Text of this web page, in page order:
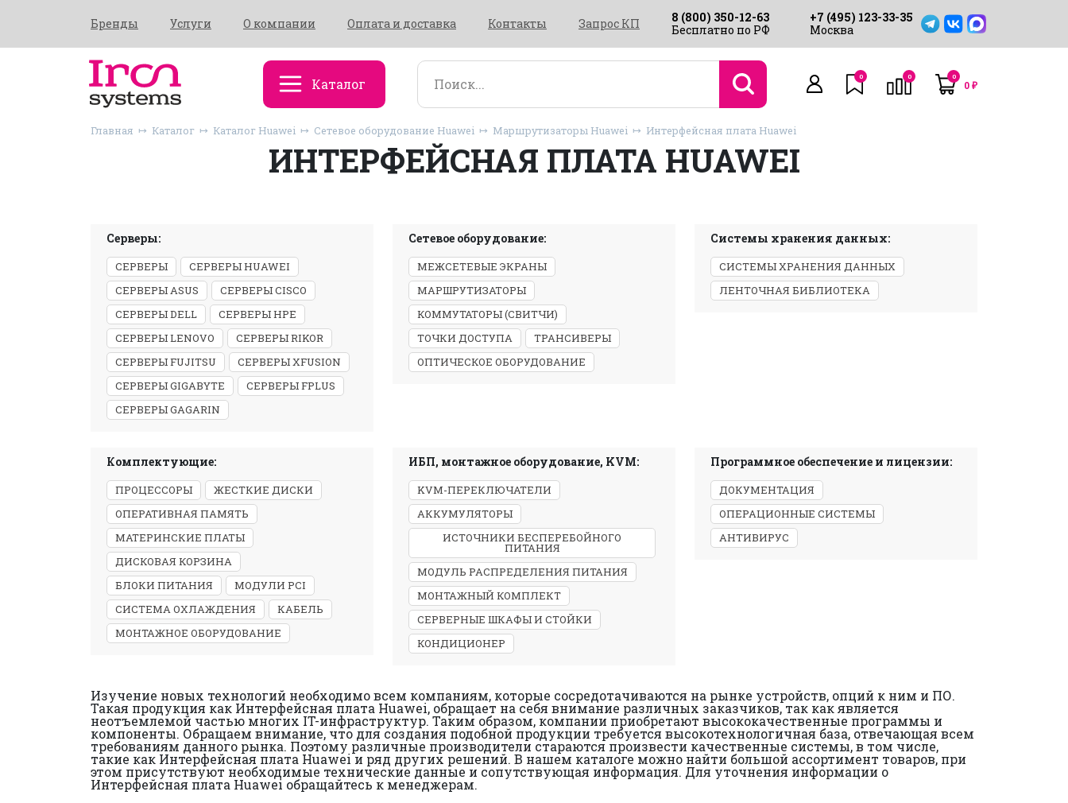
Бренды Услуги О компании Оплата и доставка Контакты Запрос КП
8 (800) 350-12-63
Бесплатно по РФ
+7 (495) 123-33-35
Москва
Каталог 0 0 0
0₽
Главная Каталог Каталог Huawei Сетевое оборудование Huawei Маршрутизаторы Huawei Интерфейсная плата Huawei
ИНТЕРФЕЙСНАЯ ПЛАТА HUAWEI
Серверы:
СЕРВЕРЫ
СЕРВЕРЫ HUAWEI
СЕРВЕРЫ ASUS
СЕРВЕРЫ CISCO
СЕРВЕРЫ DELL
СЕРВЕРЫ HPE
СЕРВЕРЫ LENOVO
СЕРВЕРЫ RIKOR
СЕРВЕРЫ FUJITSU
СЕРВЕРЫ XFUSION
СЕРВЕРЫ GIGABYTE
СЕРВЕРЫ FPLUS
СЕРВЕРЫ GAGARIN
Сетевое оборудование:
МЕЖСЕТЕВЫЕ ЭКРАНЫ
МАРШРУТИЗАТОРЫ
КОММУТАТОРЫ (СВИТЧИ)
ТОЧКИ ДОСТУПА
ТРАНСИВЕРЫ
ОПТИЧЕСКОЕ ОБОРУДОВАНИЕ
Системы хранения данных:
СИСТЕМЫ ХРАНЕНИЯ ДАННЫХ
ЛЕНТОЧНАЯ БИБЛИОТЕКА
Комплектующие:
ПРОЦЕССОРЫ
ЖЕСТКИЕ ДИСКИ
ОПЕРАТИВНАЯ ПАМЯТЬ
МАТЕРИНСКИЕ ПЛАТЫ
ДИСКОВАЯ КОРЗИНА
БЛОКИ ПИТАНИЯ
МОДУЛИ PCI
СИСТЕМА ОХЛАЖДЕНИЯ
КАБЕЛЬ
МОНТАЖНОЕ ОБОРУДОВАНИЕ
ИБП, монтажное оборудование, KVM:
KVM-ПЕРЕКЛЮЧАТЕЛИ
АККУМУЛЯТОРЫ
ИСТОЧНИКИ БЕСПЕРЕБОЙНОГО
ПИТАНИЯ
МОДУЛЬ РАСПРЕДЕЛЕНИЯ ПИТАНИЯ
МОНТАЖНЫЙ КОМПЛЕКТ
СЕРВЕРНЫЕ ШКАФЫ И СТОЙКИ
КОНДИЦИОНЕР
Программное обеспечение и лицензии:
ДОКУМЕНТАЦИЯ
ОПЕРАЦИОННЫЕ СИСТЕМЫ
АНТИВИРУС
Изучение новых технологий необходимо всем компаниям, которые сосредотачиваются на рынке устройств, опций к ним и ПО.
Такая продукция как Интерфейсная плата Huawei, обращает на себя внимание различных заказчиков, так как является
неотъемлемой частью многих IT-инфраструктур. Таким образом, компании приобретают высококачественные программы и
компоненты. Обращаем внимание, что для создания подобной продукции требуется высокотехнологичная база, отвечающая всем
требованиям данного рынка. Поэтому различные производители стараются произвести качественные системы, в том числе,
такие как Интерфейсная плата Huawei и ряд других решений. В нашем каталоге можно найти большой ассортимент товаров, при
этом присутствуют необходимые технические данные и сопутствующая информация. Для уточнения информации о
Интерфейсная плата Huawei обращайтесь к менеджерам.